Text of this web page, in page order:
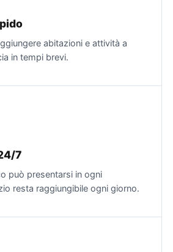
abitazioni e attività a
in tempi brevi.
7
può presentarsi in ogni
resta raggiungibile ogni giorno.